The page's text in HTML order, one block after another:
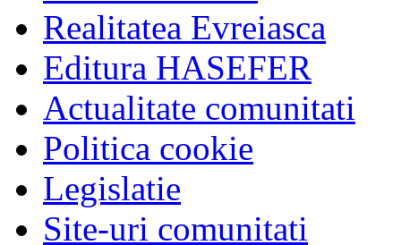
Realitatea Evreiasca
Editura HASEFER
Actualitate comunitati
Politica cookie
Legislatie
Site-uri comunitati